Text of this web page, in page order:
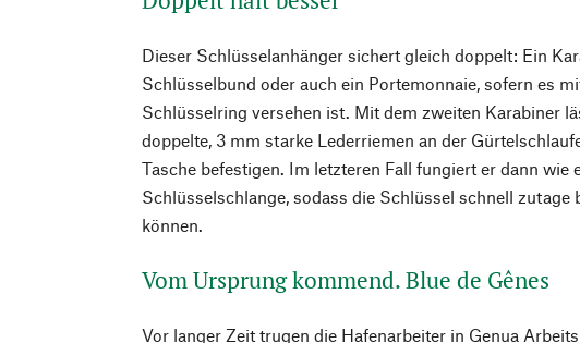
Dieser Schlüsselanhänger sichert gleich doppelt: Ein
Schlüsselbund oder auch ein Portemonnaie, sofern es
Schlüsselring versehen ist. Mit dem zweiten Karabiner
doppelte, 3 mm starke Lederriemen an der
Tasche befestigen. Im letzteren Fall fungiert er dann wie
Schlüsselschlange, sodass die Schlüssel schnell zutage
können.
Vom Ursprung kommend. Blue de Gênes
Vor langer Zeit trugen die Hafenarbeiter in Genua